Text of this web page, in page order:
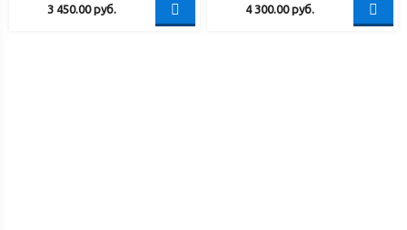
3 450.00руб. 4 300.00руб.